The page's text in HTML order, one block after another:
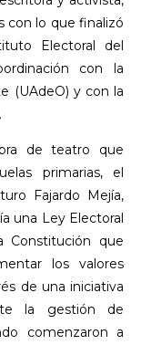
con lo que finalizó
Electoral del
con la
(UAdeO) y con la
de teatro que
primarias, el
Fajardo Mejía,
una Ley Electoral
que
los valores
de una iniciativa
la gestión de
comenzaron a